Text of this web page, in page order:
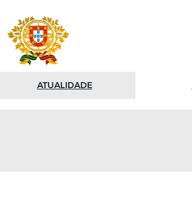
ATUALIDADE